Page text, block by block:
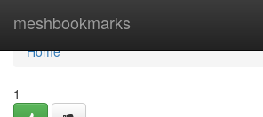
meshbookmarks
Home
Home
1